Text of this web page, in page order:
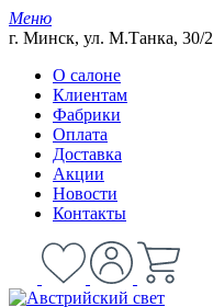
Меню
г. Минск, ул. М.Танка, 30/2
О салоне
Клиентам
Фабрики
Оплата
Доставка
Акции
Новости
Контакты